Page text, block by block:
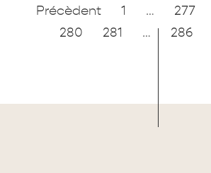
Précèdent 1 … 277
280
281 … 286